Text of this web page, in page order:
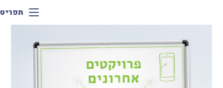
תפריט